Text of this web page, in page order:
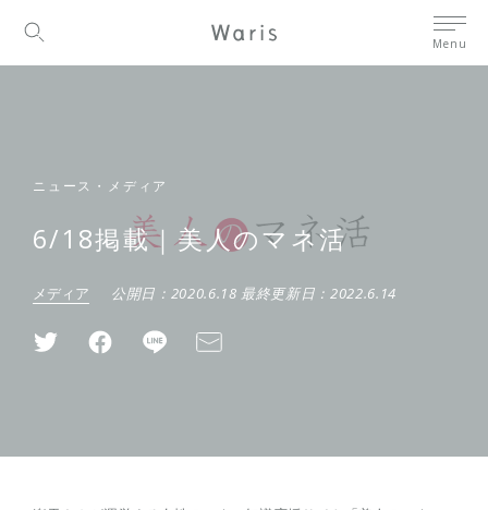
Menu
ニュース・メディア
6/18掲載｜美人のマネ活
メディア 公開日： 2020.6.18 最終更新日：2022.6.14